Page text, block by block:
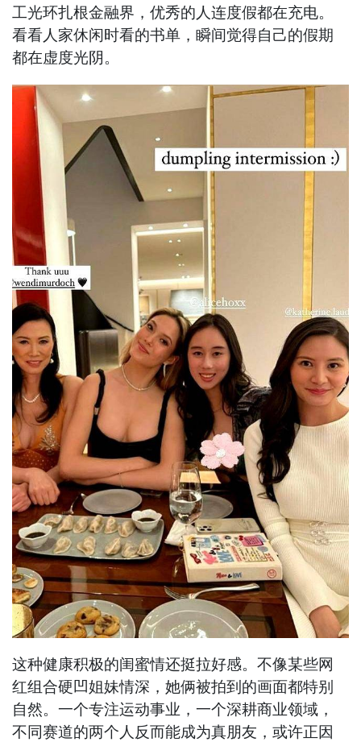
工光环扎根金融界，优秀的人连度假都在充电。
看看人家休闲时看的书单，瞬间觉得自己的假期
都在虚度光阴。
这种健康积极的闺蜜情还挺拉好感。不像某些网
红组合硬凹姐妹情深，她俩被拍到的画面都特别
自然。一个专注运动事业，一个深耕商业领域，
不同赛道的两个人反而能成为真朋友，或许正因